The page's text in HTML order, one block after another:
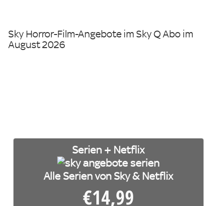
Sky Horror-Film-Angebote im Sky Q Abo im
August 2026
Serien + Netflix
Alle Serien von Sky & Netflix
€14,99